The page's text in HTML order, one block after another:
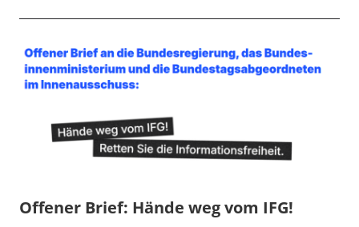
Offener Brief: Hände weg vom IFG!